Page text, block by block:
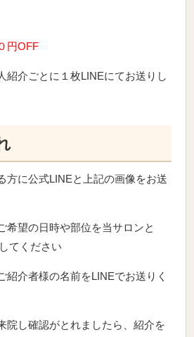
円OFF
紹介ごとに１枚LINEにてお送りし
に公式LINEと上記の画像をお送
望の日時や部位を当サロンと
てください
介者様の名前をLINEでお送りく
し確認がとれましたら、紹介を